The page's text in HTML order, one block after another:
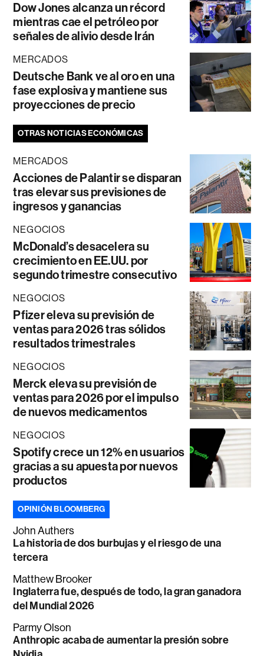
Dow Jones alcanza un récord
mientras cae el petróleo por
señales de alivio desde Irán
MERCADOS
Deutsche Bank ve al oro en una
fase explosiva y mantiene sus
proyecciones de precio
OTRAS NOTICIAS ECONÓMICAS
MERCADOS
Acciones de Palantir se disparan
tras elevar sus previsiones de
ingresos y ganancias
NEGOCIOS
McDonald’s desacelera su
crecimiento en EE.UU. por
segundo trimestre consecutivo
NEGOCIOS
Pfizer eleva su previsión de
ventas para 2026 tras sólidos
resultados trimestrales
NEGOCIOS
Merck eleva su previsión de
ventas para 2026 por el impulso
de nuevos medicamentos
NEGOCIOS
Spotify crece un 12% en usuarios
gracias a su apuesta por nuevos
productos
OPINIÓN BLOOMBERG
John Authers
La historia de dos burbujas y el riesgo de una
tercera
Matthew Brooker
Inglaterra fue, después de todo, la gran ganadora
del Mundial 2026
Parmy Olson
Anthropic acaba de aumentar la presión sobre